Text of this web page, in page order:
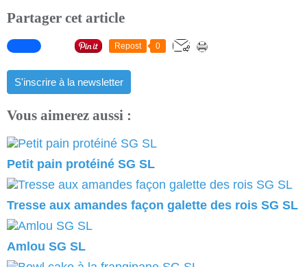
Partager cet article
Repost 0
S'inscrire à la newsletter
Vous aimerez aussi :
Petit pain protéiné SG SL
Tresse aux amandes façon galette des rois SG SL
Amlou SG SL